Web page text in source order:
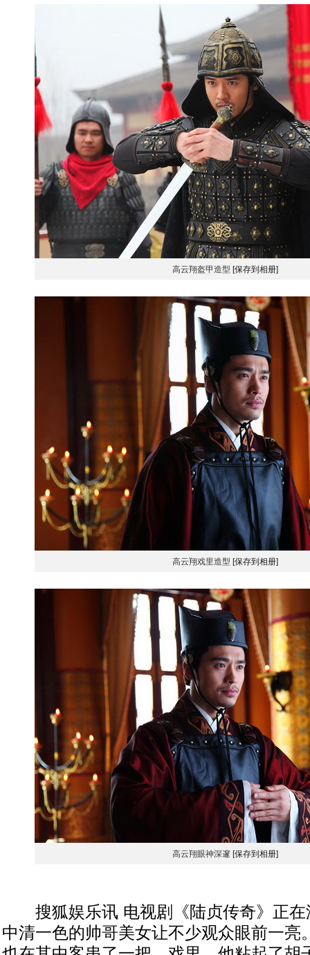
高云翔盔甲造型 [保存到相册]
高云翔戏里造型 [保存到相册]
高云翔眼神深邃 [保存到相册]
搜狐娱乐讯 电视剧《陆贞传奇》正在
中清一色的帅哥美女让不少观众眼前一亮